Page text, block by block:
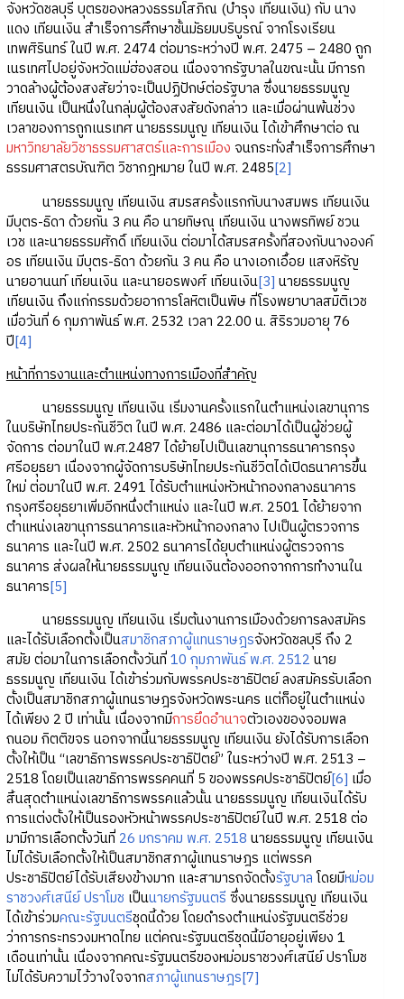
จังหวัดชลบุรี บุตรของหลวงธรรมโสภิณ (บำรุง เทียนเงิน) กับ นาง
แดง เทียนเงิน สำเร็จการศึกษาชั้นมัธยมบริบูรณ์ จากโรงเรียน
เทพศิรินทร์ ในปี พ.ศ. 2474 ต่อมาระหว่างปี พ.ศ. 2475 – 2480 ถูก
เนรเทศไปอยู่จังหวัดแม่ฮ่องสอน เนื่องจากรัฐบาลในขณะนั้น มีการก
วาดล้างผู้ต้องสงสัยว่าจะเป็นปฏิปักษ์ต่อรัฐบาล ซึ่งนายธรรมนูญ
เทียนเงิน เป็นหนึ่งในกลุ่มผู้ต้องสงสัยดังกล่าว และเมื่อผ่านพ้นช่วง
เวลาของการถูกเนรเทศ นายธรรมนูญ เทียนเงิน ได้เข้าศึกษาต่อ ณ
มหาวิทยาลัยวิชาธรรมศาสตร์และการเมือง จนกระทั่งสำเร็จการศึกษา
ธรรมศาสตรบัณฑิต วิชากฎหมาย ในปี พ.ศ. 2485[2]
นายธรรมนูญ เทียนเงิน สมรสครั้งแรกกับนางสมพร เทียนเงิน
มีบุตร-ธิดา ด้วยกัน 3 คน คือ นายทิษณุ เทียนเงิน นางพรทิพย์ ชวน
เวช และนายธรรมศักดิ์ เทียนเงิน ต่อมาได้สมรสครั้งที่สองกับนางองค์
อร เทียนเงิน มีบุตร-ธิดา ด้วยกัน 3 คน คือ นางเอกเอื้อย แสงหิรัญ
นายอานนท์ เทียนเงิน และนายอรพงศ์ เทียนเงิน[3] นายธรรมนูญ
เทียนเงิน ถึงแก่กรรมด้วยอาการโลหิตเป็นพิษ ที่โรงพยาบาลสมิติเวช
เมื่อวันที่ 6 กุมภาพันธ์ พ.ศ. 2532 เวลา 22.00 น. สิริรวมอายุ 76
ปี[4]
หน้าที่การงานและตำแหน่งทางการเมืองที่สำคัญ
นายธรรมนูญ เทียนเงิน เริ่มงานครั้งแรกในตำแหน่งเลขานุการ
ในบริษัทไทยประกันชีวิต ในปี พ.ศ. 2486 และต่อมาได้เป็นผู้ช่วยผู้
จัดการ ต่อมาในปี พ.ศ.2487 ได้ย้ายไปเป็นเลขานุการธนาคารกรุง
ศรีอยุธยา เนื่องจากผู้จัดการบริษัทไทยประกันชีวิตได้เปิดธนาคารขึ้น
ใหม่ ต่อมาในปี พ.ศ. 2491 ได้รับตำแหน่งหัวหน้ากองกลางธนาคาร
กรุงศรีอยุธยาเพิ่มอีกหนึ่งตำแหน่ง และในปี พ.ศ. 2501 ได้ย้ายจาก
ตำแหน่งเลขานุการธนาคารและหัวหน้ากองกลาง ไปเป็นผู้ตรวจการ
ธนาคาร และในปี พ.ศ. 2502 ธนาคารได้ยุบตำแหน่งผู้ตรวจการ
ธนาคาร ส่งผลให้นายธรรมนูญ เทียนเงินต้องออกจากการทำงานใน
ธนาคาร[5]
นายธรรมนูญ เทียนเงิน เริ่มต้นงานการเมืองด้วยการลงสมัคร
และได้รับเลือกตั้งเป็นสมาชิกสภาผู้แทนราษฎรจังหวัดชลบุรี ถึง 2
สมัย ต่อมาในการเลือกตั้งวันที่10 กุมภาพันธ์ พ.ศ. 2512 นาย
ธรรมนูญ เทียนเงิน ได้เข้าร่วมกับพรรคประชาธิปัตย์ ลงสมัครรับเลือก
ตั้งเป็นสมาชิกสภาผู้แทนราษฎรจังหวัดพระนคร แต่ก็อยู่ในตำแหน่ง
ได้เพียง 2 ปี เท่านั้น เนื่องจากมีการยึดอำนาจตัวเองของจอมพล
ถนอม กิตติขจร นอกจากนี้นายธรรมนูญ เทียนเงิน ยังได้รับการเลือก
ตั้งให้เป็น “เลขาธิการพรรคประชาธิปัตย์” ในระหว่างปี พ.ศ. 2513 –
2518 โดยเป็นเลขาธิการพรรคคนที่ 5 ของพรรคประชาธิปัตย์[6] เมื่อ
สิ้นสุดตำแหน่งเลขาธิการพรรคแล้วนั้น นายธรรมนูญ เทียนเงินได้รับ
การแต่งตั้งให้เป็นรองหัวหน้าพรรคประชาธิปัตย์ในปี พ.ศ. 2518 ต่อ
มามีการเลือกตั้งวันที่ 26 มกราคม พ.ศ. 2518 นายธรรมนูญ เทียนเงิน
ไม่ได้รับเลือกตั้งให้เป็นสมาชิกสภาผู้แทนราษฎร แต่พรรค
ประชาธิปัตย์ได้รับเสียงข้างมาก และสามารถจัดตั้งรัฐบาลโดยมีหม่อม
ราชวงศ์เสนีย์ ปราโมช เป็นนายกรัฐมนตรี ซึ่งนายธรรมนูญ เทียนเงิน
ได้เข้าร่วมคณะรัฐมนตรีชุดนี้ด้วย โดยดำรงตำแหน่งรัฐมนตรีช่วย
ว่าการกระทรวงมหาดไทย แต่คณะรัฐมนตรีชุดนี้มีอายุอยู่เพียง 1
เดือนเท่านั้น เนื่องจากคณะรัฐมนตรีของหม่อมราชวงศ์เสนีย์ ปราโมช
ไม่ได้รับความไว้วางใจจากสภาผู้แทนราษฎร[7]